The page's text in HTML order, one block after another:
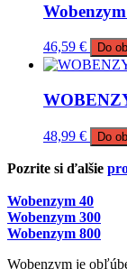
46,59 € Do
48,99 € Do
Pozrite si ďalšie
Wobenzym 40
Wobenzym 300
Wobenzym 800
Wobenzym je